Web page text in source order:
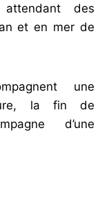
des
et en mer de
une
la fin de
d’une